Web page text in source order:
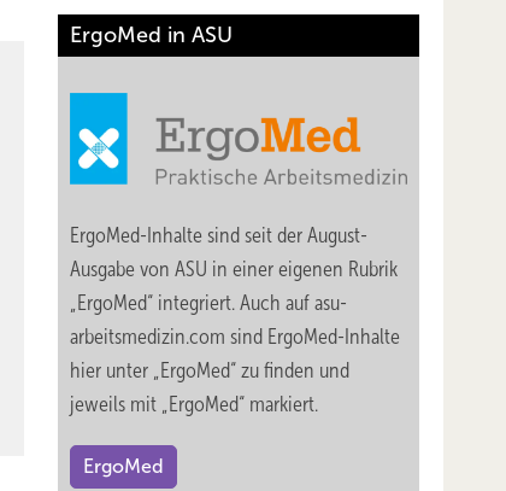
ErgoMed in ASU
ErgoMed-Inhalte sind seit der August-
Ausgabe von ASU in einer eigenen Rubrik
„ErgoMed“ integriert. Auch auf asu-
arbeitsmedizin.com sind ErgoMed-Inhalte
hier unter „ErgoMed“ zu finden und
jeweils mit „ErgoMed“ markiert.
ErgoMed